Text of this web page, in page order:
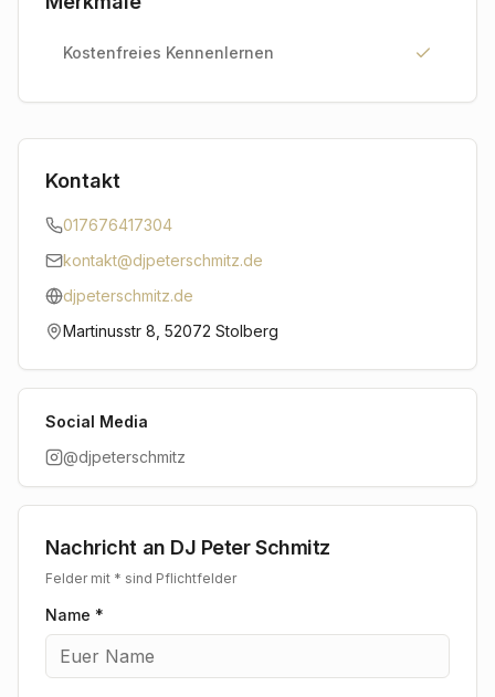
Kostenfreies Kennenlernen
Kontakt
017676417304
kontakt@djpeterschmitz.de
djpeterschmitz.de
Martinusstr 8, 52072 Stolberg
Social Media
@djpeterschmitz
Nachricht an DJ Peter Schmitz
Felder mit * sind Pflichtfelder
Name *